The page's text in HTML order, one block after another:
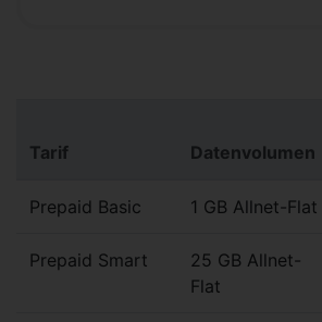
Tarif Datenvolumen
Prepaid Basic 1 GB Allnet-Flat
Prepaid Smart
25 GB Allnet-
Flat